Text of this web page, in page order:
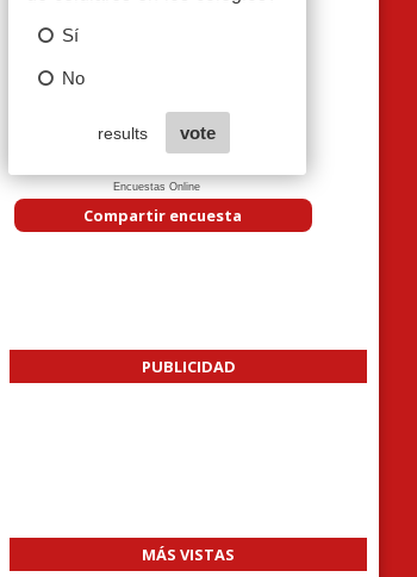
Encuestas Online
Compartir encuesta
PUBLICIDAD
MÁS VISTAS